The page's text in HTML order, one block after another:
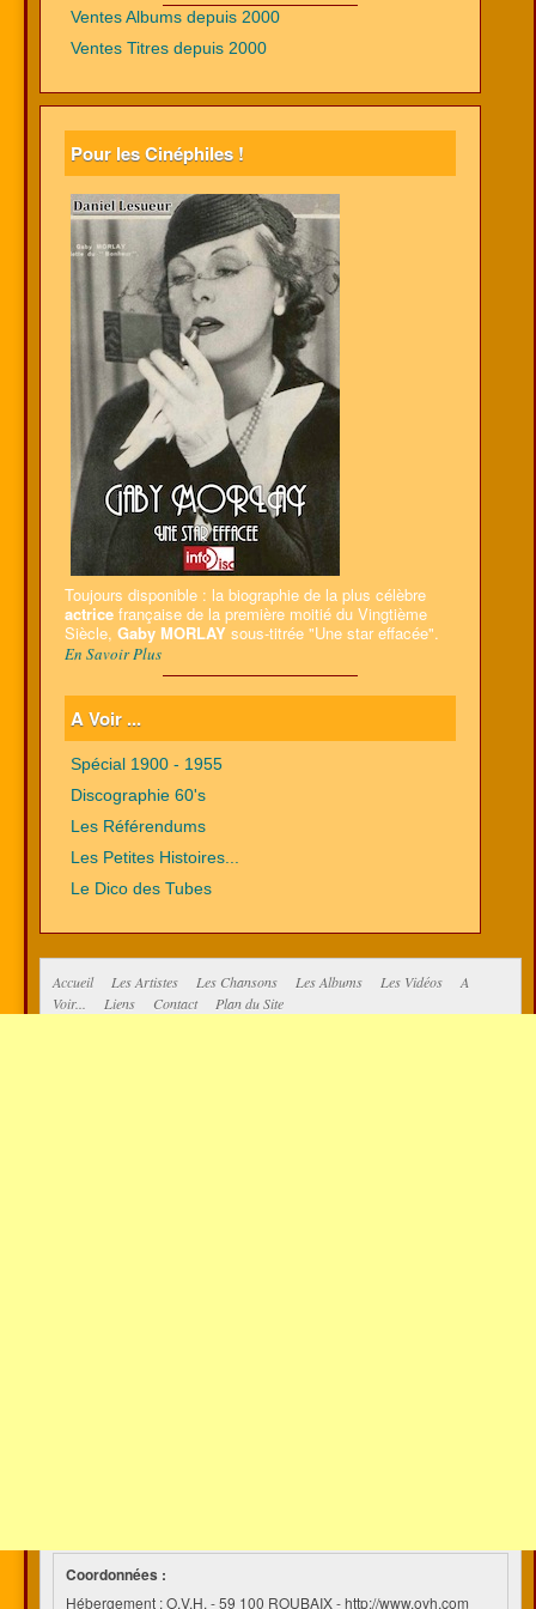
Ventes Albums depuis 2000
Ventes Titres depuis 2000
Pour les Cinéphiles !
Toujours disponible : la biographie de la plus célèbre
actrice française de la première moitié du Vingtième
Siècle, Gaby MORLAY sous-titrée "Une star effacée".
En Savoir Plus
A Voir ...
Spécial 1900 - 1955
Discographie 60's
Les Référendums
Les Petites Histoires...
Le Dico des Tubes
Accueil Les Artistes Les Chansons Les Albums Les Vidéos
A
Voir...
Liens Contact Plan du Site
Coordonnées :
Hébergement : O.V.H. - 59 100 ROUBAIX - http://www.ovh.com